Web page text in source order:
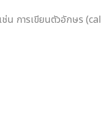
น การเขียนตัวอักษร